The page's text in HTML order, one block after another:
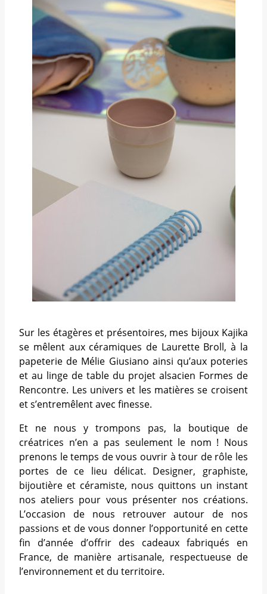
Sur les étagères et présentoires, mes bijoux Kajika
se mêlent aux céramiques de Laurette Broll, à la
papeterie de Mélie Giusiano ainsi qu’aux poteries
et au linge de table du projet alsacien Formes de
Rencontre. Les univers et les matières se croisent
et s’entremêlent avec finesse.
Et ne nous y trompons pas, la boutique de
créatrices n’en a pas seulement le nom ! Nous
prenons le temps de vous ouvrir à tour de rôle les
portes de ce lieu délicat. Designer, graphiste,
bijoutière et céramiste, nous quittons un instant
nos ateliers pour vous présenter nos créations.
L’occasion de nous retrouver autour de nos
passions et de vous donner l’opportunité en cette
fin d’année d’offrir des cadeaux fabriqués en
France, de manière artisanale, respectueuse de
l’environnement et du territoire.